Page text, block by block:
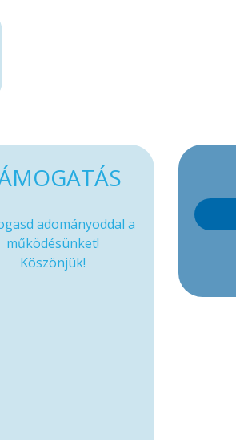
adományoddal a
működésünket!
Köszönjük!